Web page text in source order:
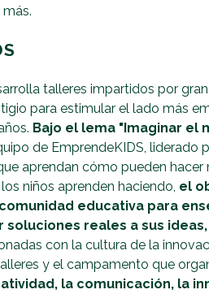
talleres impartidos por
para estimular el lado más
Bajo el lema "Imaginar el
de EmprendeKIDS, liderado
aprendan cómo pueden hacer
niños aprenden haciendo, el
educativa para
soluciones reales a sus
con la cultura de la
y el campamento que
la comunicación, la